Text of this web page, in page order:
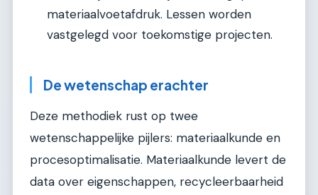
materiaalvoetafdruk. Lessen worden
vastgelegd voor toekomstige projecten.
De wetenschap erachter
Deze methodiek rust op twee
wetenschappelijke pijlers: materiaalkunde en
procesoptimalisatie. Materiaalkunde levert de
data over eigenschappen, recycleerbaarheid